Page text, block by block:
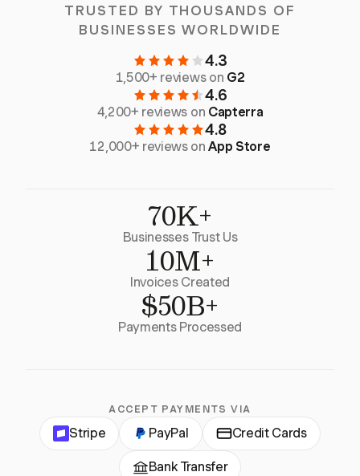
TRUSTED BY THOUSANDS OF
BUSINESSES WORLDWIDE
4.3
1,500+ reviews on G2
4.6
4,200+ reviews on Capterra
4.8
12,000+ reviews onApp Store
70K+
Businesses Trust Us
10M+
Invoices Created
$50B+
Payments Processed
ACCEPT PAYMENTS VIA
Stripe PayPal Credit Cards
Bank Transfer